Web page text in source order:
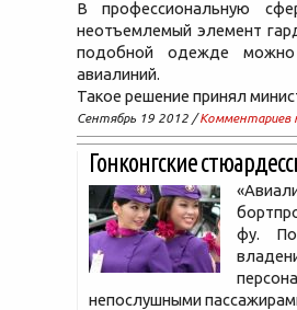
В профессиональную
неотъемлемый элемент
подобной одежде можно
авиалиний.
Такое решение принял
Сентябрь 19 2012 /Комментариев
Гонконгские
фу. По
непослушными